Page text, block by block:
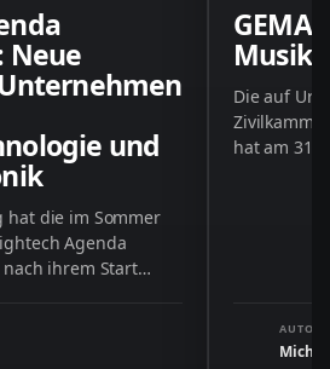
Neue
und
hat die im Sommer
Agenda
ihrem Start
GEMA
Die auf
hat am 31.
AUTOR